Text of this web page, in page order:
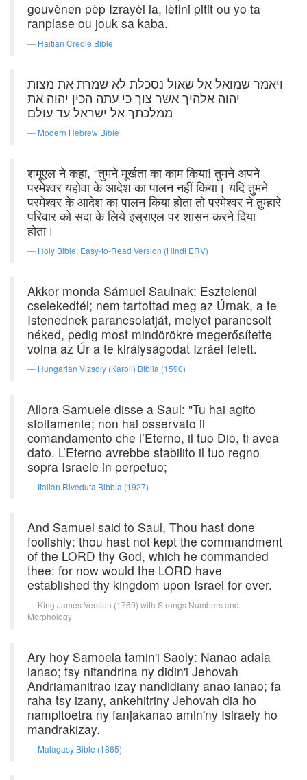
gouvènen pèp Izrayèl la, lèfini pitit ou yo ta
ranplase ou jouk sa kaba.
Haitian Creole Bible
ויאמר שמואל אל שאול נסכלת לא שמרת את מצות
יהוה אלהיך אשר צוך כי עתה הכין יהוה את
ממלכתך אל ישראל עד עולם׃
Modern Hebrew Bible
शमूएल ने कहा, “तुमने मूर्खता का काम किया! तुमने अपने
परमेश्वर यहोवा के आदेश का पालन नहीं किया। यदि तुमने
परमेश्वर के आदेश का पालन किया होता तो परमेश्वर ने तुम्हारे
परिवार को सदा के लिये इस्राएल पर शासन करने दिया
होता।
Holy Bible: Easy-to-Read Version (Hindi ERV)
Akkor monda Sámuel Saulnak: Esztelenül
cselekedtél; nem tartottad meg az Úrnak, a te
Istenednek parancsolatját, melyet parancsolt
néked, pedig most mindörökre megerősítette
volna az Úr a te királyságodat Izráel felett.
Hungarian Vizsoly (Karoli) Biblia (1590)
Allora Samuele disse a Saul: "Tu hai agito
stoltamente; non hai osservato il
comandamento che l’Eterno, il tuo Dio, ti avea
dato. L’Eterno avrebbe stabilito il tuo regno
sopra Israele in perpetuo;
Italian Riveduta Bibbia (1927)
And Samuel said to Saul, Thou hast done
foolishly: thou hast not kept the commandment
of the LORD thy God, which he commanded
thee: for now would the LORD have
established thy kingdom upon Israel for ever.
King James Version (1769) with Strongs Numbers and
Morphology
Ary hoy Samoela tamin'i Saoly: Nanao adala
ianao; tsy nitandrina ny didin'i Jehovah
Andriamanitrao izay nandidiany anao ianao; fa
raha tsy izany, ankehitriny Jehovah dia ho
nampitoetra ny fanjakanao amin'ny Isiraely ho
mandrakizay.
Malagasy Bible (1865)